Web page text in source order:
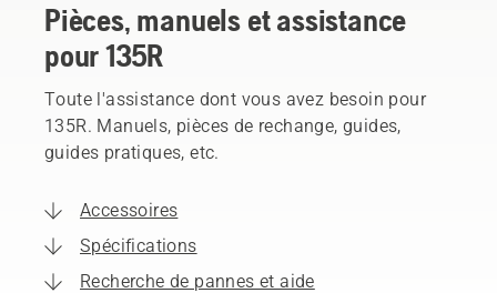
Pièces, manuels et assistance
pour 135R
Toute l'assistance dont vous avez besoin pour
135R. Manuels, pièces de rechange, guides,
guides pratiques, etc.
Accessoires
Spécifications
Recherche de pannes et aide